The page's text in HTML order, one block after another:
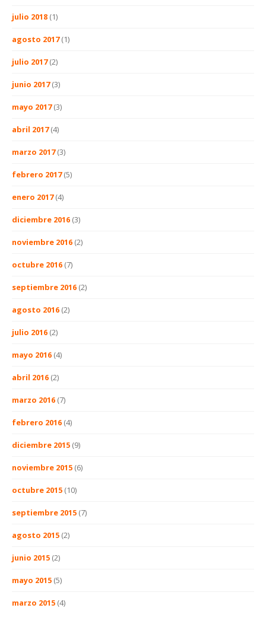
julio 2018 (1)
agosto 2017(1)
julio 2017(2)
junio 2017(3)
mayo 2017(3)
abril 2017(4)
marzo 2017(3)
febrero 2017(5)
enero 2017(4)
diciembre 2016 (3)
noviembre 2016 (2)
octubre 2016 (7)
septiembre 2016 (2)
agosto 2016 (2)
julio 2016 (2)
mayo 2016 (4)
abril 2016 (2)
marzo 2016 (7)
febrero 2016 (4)
diciembre 2015 (9)
noviembre 2015 (6)
octubre 2015 (10)
septiembre 2015 (7)
agosto 2015 (2)
junio 2015 (2)
mayo 2015 (5)
marzo 2015 (4)